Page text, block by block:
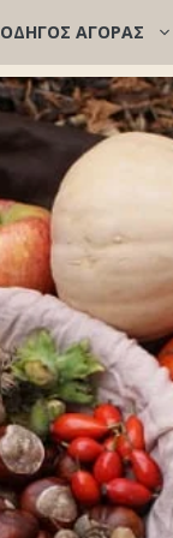
ΟΔΗΓΟΣ ΑΓΟΡΑΣ